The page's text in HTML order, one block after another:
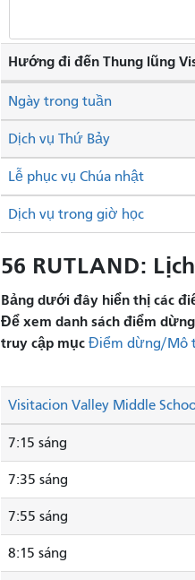
Hướng đi đến Thung lũng
Dịch vụ Thứ Bảy
Lễ phục vụ Chúa nhật
Ngày trong tuần
Dịch vụ trong giờ học
56 RUTLAND:
Bảng dưới đây hiển thị các
Để xem danh sách điểm
truy cập mục Điểm dừng/Mô
Visitacion Valley Middle
7:15 sáng
7:35 sáng
7:55 sáng
8:15 sáng